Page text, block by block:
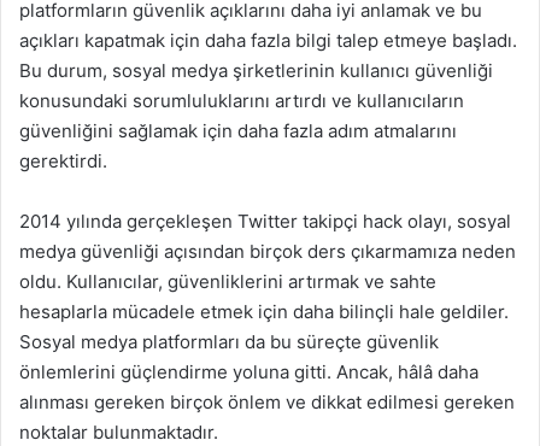
platformların güvenlik açıklarını daha iyi anlamak ve bu
açıkları kapatmak için daha fazla bilgi talep etmeye başladı.
Bu durum, sosyal medya şirketlerinin kullanıcı güvenliği
konusundaki sorumluluklarını artırdı ve kullanıcıların
güvenliğini sağlamak için daha fazla adım atmalarını
gerektirdi.
2014 yılında gerçekleşen Twitter takipçi hack olayı, sosyal
medya güvenliği açısından birçok ders çıkarmamıza neden
oldu. Kullanıcılar, güvenliklerini artırmak ve sahte
hesaplarla mücadele etmek için daha bilinçli hale geldiler.
Sosyal medya platformları da bu süreçte güvenlik
önlemlerini güçlendirme yoluna gitti. Ancak, hâlâ daha
alınması gereken birçok önlem ve dikkat edilmesi gereken
noktalar bulunmaktadır.